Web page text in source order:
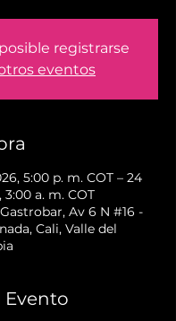
registrarse
eventos
5:00 p. m. COT – 24
a. m. COT
Av 6 N #16 -
Cali, Valle del
Evento